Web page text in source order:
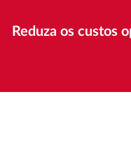
Reduza os custos